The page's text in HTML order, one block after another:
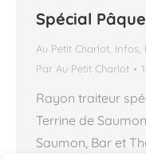
Spécial
Au Petit Charlot Infos
Par Au Petit Charlot
Rayon traiteur
Terrine de
Saumon, Bar et